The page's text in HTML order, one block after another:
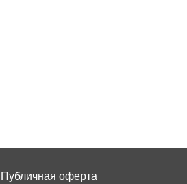
Публичная оферта